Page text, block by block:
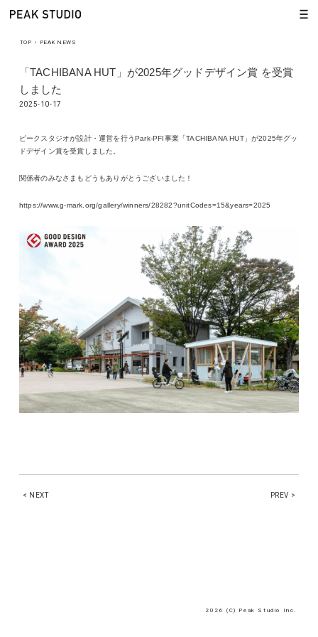
TOP › PEAK NEWS
「TACHIBANA HUT」が2025年グッドデザイン賞 を受賞
しました
2025-10-17
ピークスタジオが設計・運営を行うPark-PFI事業「TACHIBANA HUT」が2025年グッ
ドデザイン賞を受賞しました。
関係者のみなさまもどうもありがとうございました！
https://www.g-mark.org/gallery/winners/28282?unitCodes=15&years=2025
< NEXT PREV >
2026 (C) Peak Studio Inc.